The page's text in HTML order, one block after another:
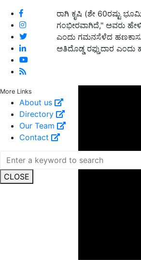
More Links
About us
Directory
Our Team
Contact
CLOSE
ರಾಗಿ ಕೃಷಿ (ಶೇ 60ರಷ್ಟು
ಗಂಭೀರವಾಗಿದೆ," ಅವರು
ಎಂದು ಗಮನಸೆಳೆದ
ಅತಿದೊಡ್ಡ ರಫ್ತುದಾರ ಎಂದು